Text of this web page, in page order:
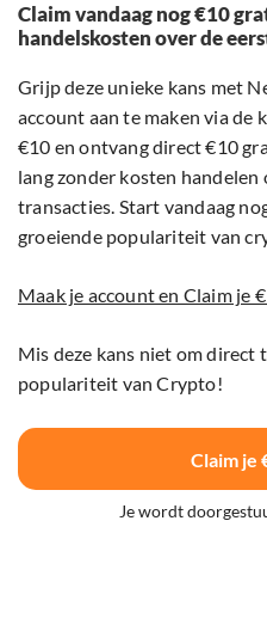
Claim vandaag nog €10
handelskosten over de
Grijp deze unieke kans met
account aan te maken via de
€10 en ontvang direct €10
lang zonder kosten handelen
transacties. Start vandaag
groeiende populariteit van
Maak je account en Claim je
Mis deze kans niet om direct
populariteit van Crypto!
Claim je
Je wordt